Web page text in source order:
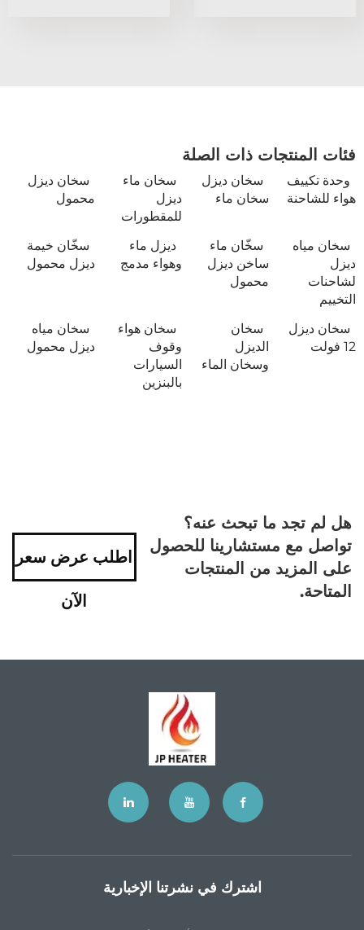
فئات المنتجات ذات الصلة
وحدة تكييف
هواء للشاحنة
سخان ديزل
سخان ماء
سخان ماء
ديزل
للمقطورات
سخان ديزل
محمول
سخان مياه
ديزل
لشاحنات
التخييم
سخّان ماء
ساخن ديزل
محمول
ديزل ماء
وهواء مدمج
سخّان خيمة
ديزل محمول
سخان ديزل
12 فولت
سخان
الديزل
وسخان الماء
سخان هواء
وقوف
السيارات
بالبنزين
سخان مياه
ديزل محمول
هل لم تجد ما تبحث عنه؟
تواصل مع مستشارينا للحصول
على المزيد من المنتجات
المتاحة.
اطلب عرض سعر
الآن
اشترك في نشرتنا الإخبارية